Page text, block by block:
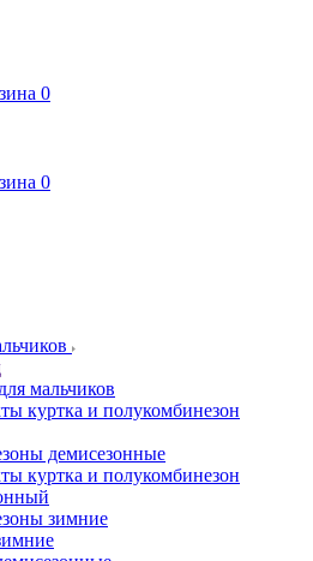
0
0
мальчиков
куртка и полукомбинезон
демисезонные
куртка и полукомбинезон
зимние